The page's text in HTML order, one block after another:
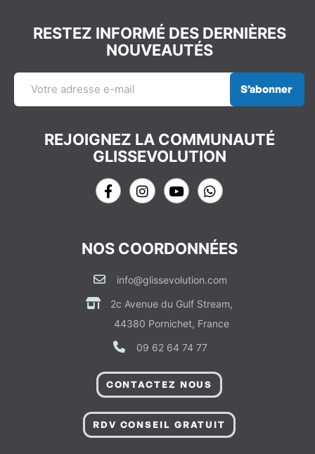
RESTEZ INFORMÉ DES DERNIÈRES
NOUVEAUTÉS
S’abonner
REJOIGNEZ LA COMMUNAUTÉ
GLISSEVOLUTION
NOS COORDONNÉES
info@glissevolution.com
2c Avenue du Gulf Stream,
44380 Pornichet, France
09 62 64 74 77
CONTACTEZ NOUS
RDV CONSEIL GRATUIT